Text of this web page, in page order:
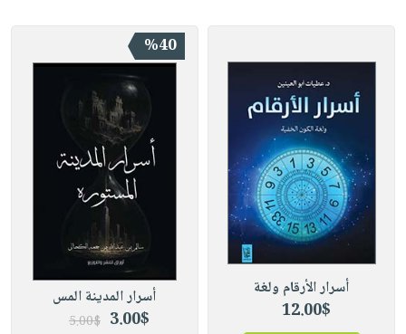
أسرار الأرقام ولغة
12.00$
%40
أسرار المدينة المس
3.00$
5.00$